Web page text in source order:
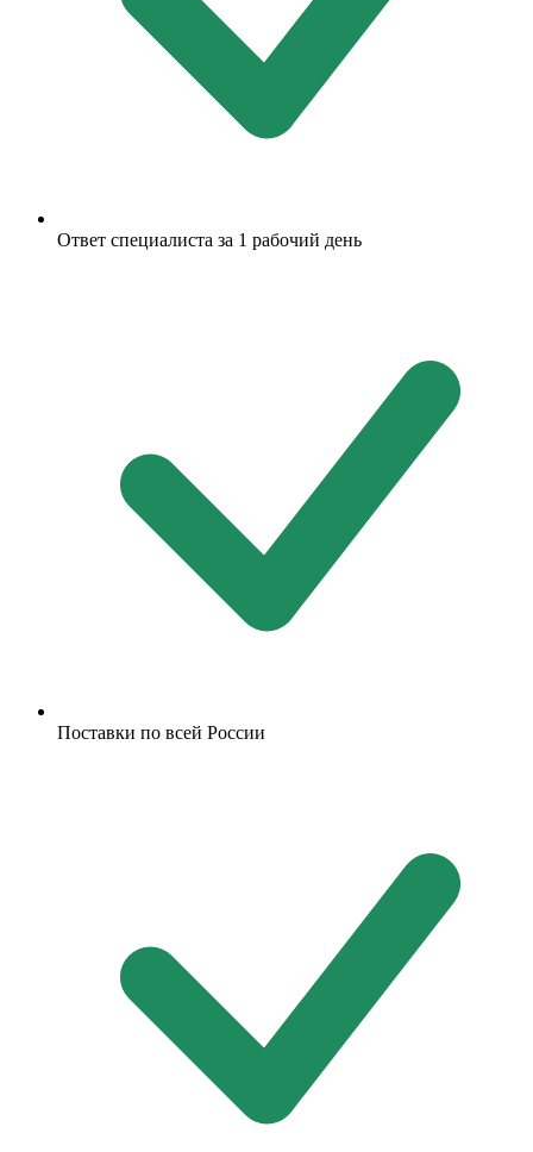
Ответ специалиста за 1 рабочий день
Поставки по всей России